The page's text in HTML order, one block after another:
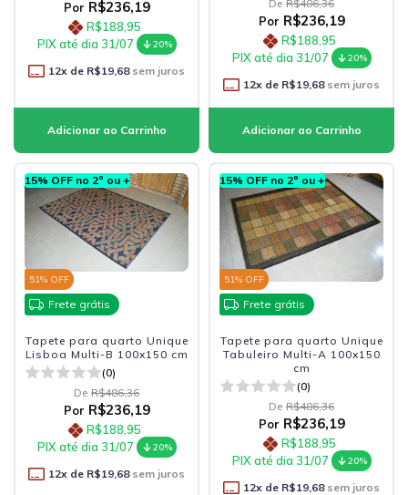
Por R$236,19
R$188,95
PIX até dia 31/07
20%
12x de R$19,68sem juros
De R$486,36
Por R$236,19
R$188,95
PIX até dia 31/07
20%
12x de R$19,68sem juros
15% OFF no 2º ou +
51% OFF
Frete grátis
Tapete para quarto Unique
Lisboa Multi-B 100x150 cm
(0)
De R$486,36
Por R$236,19
R$188,95
PIX até dia 31/07
20%
12x de R$19,68sem juros
15% OFF no 2º ou +
51% OFF
Frete grátis
Tapete para quarto Unique
Tabuleiro Multi-A 100x150
cm
(0)
De R$486,36
Por R$236,19
R$188,95
PIX até dia 31/07
20%
12x de R$19,68sem juros